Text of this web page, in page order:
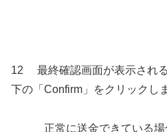
12 最終確認画面が表示され
下の「Confirm」をクリックし
正常に送金できている場